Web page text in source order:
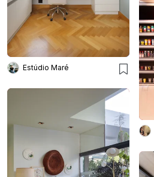
Estúdio Maré